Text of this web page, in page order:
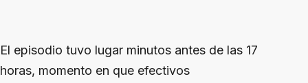
El episodio tuvo lugar minutos antes de las 17
horas, momento en que efectivos